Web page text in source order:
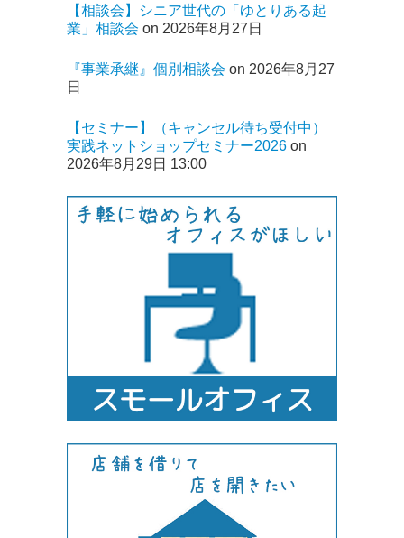
【相談会】シニア世代の「ゆとりある起
業」相談会 on 2026年8月27日
『事業承継』個別相談会 on 2026年8月27
日
【セミナー】（キャンセル待ち受付中）
実践ネットショップセミナー2026 on
2026年8月29日 13:00